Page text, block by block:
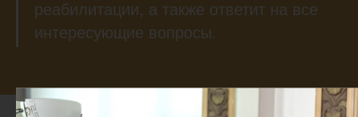
реабилитации, а также ответит на все
интересующие вопросы.